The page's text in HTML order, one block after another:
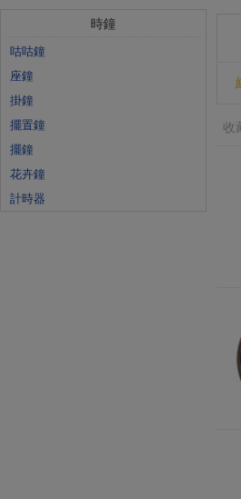
時鐘
咕咕鐘
座鐘
掛鐘
擺置鐘
擺鐘
花卉鐘
計時器
收